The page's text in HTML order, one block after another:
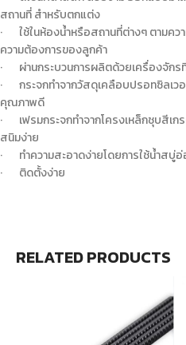
สถานที่ สำหรับตกแต่ง
· ใช้ในห้องน้ำหรือสถานที่ต่างๆ ตามควา
ความต้องการของลูกค้า
· ผ่านกระบวนการผลิตด้วยเครื่องจักร
· กระจกทำจากวัสดุเคลือบปรอทซิลเว
คุณภาพดี
· เฟรมกระจกทำจากโครงเหล็กชุบสีเก
สนิมง่าย
· ทำความสะอาดง่ายโดยการใช้น้ำสบู่อ่
· ติดตั้งง่าย
RELATED PRODUCTS